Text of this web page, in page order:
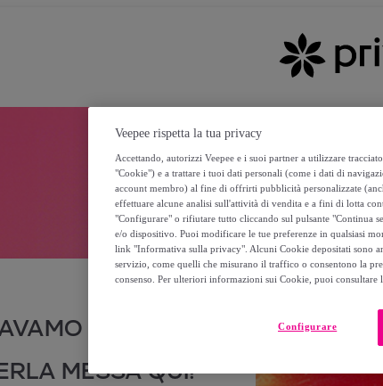
SICURI
MESSA QUI!
Veepee rispetta la tua privacy
Accettando, autorizzi Veepee e i suoi partner a utilizzare
"Cookie") e a trattare i tuoi dati personali (come i dati di
account membro) al fine di offrirti pubblicità personalizzate
effettuare alcune analisi sull'attività di vendita e a fini di lotta
"Configurare" o rifiutare tutto cliccando sul pulsante "Continua
e/o dispositivo. Puoi modificare le tue preferenze in qualsiasi
link "Informativa sulla privacy". Alcuni Cookie depositati sono
servizio, come quelli che misurano il traffico o consentono la
consenso. Per ulteriori informazioni sui Cookie, puoi consultare
Configurare